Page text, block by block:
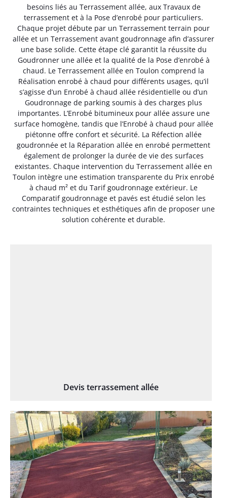
besoins liés au Terrassement allée, aux Travaux de
terrassement et à la Pose d’enrobé pour particuliers.
Chaque projet débute par un Terrassement terrain pour
allée et un Terrassement avant goudronnage afin d’assurer
une base solide. Cette étape clé garantit la réussite du
Goudronner une allée et la qualité de la Pose d’enrobé à
chaud. Le Terrassement allée en Toulon comprend la
Réalisation enrobé à chaud pour différents usages, qu’il
s’agisse d’un Enrobé à chaud allée résidentielle ou d’un
Goudronnage de parking soumis à des charges plus
importantes. L’Enrobé bitumineux pour allée assure une
surface homogène, tandis que l’Enrobé à chaud pour allée
piétonne offre confort et sécurité. La Réfection allée
goudronnée et la Réparation allée en enrobé permettent
également de prolonger la durée de vie des surfaces
existantes. Chaque intervention du Terrassement allée en
Toulon intègre une estimation transparente du Prix enrobé
à chaud m² et du Tarif goudronnage extérieur. Le
Comparatif goudronnage et pavés est étudié selon les
contraintes techniques et esthétiques afin de proposer une
solution cohérente et durable.
Devis terrassement allée